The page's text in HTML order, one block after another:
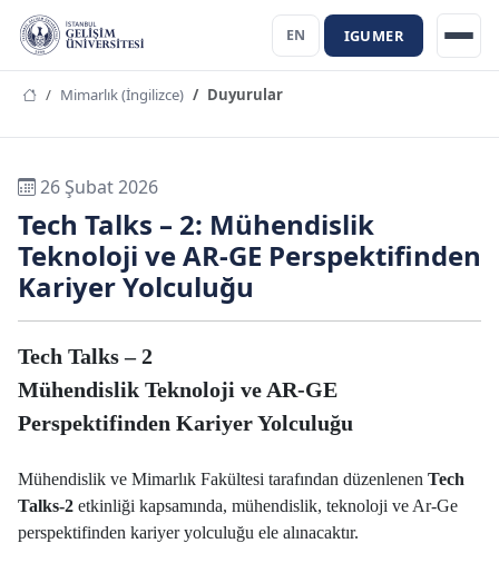
EN IGUMER
Mimarlık (İngilizce) Duyurular
26 Şubat 2026
Tech Talks – 2: Mühendislik
Teknoloji ve AR-GE Perspektifinden
Kariyer Yolculuğu
Tech Talks – 2
Mühendislik Teknoloji ve AR-GE
Perspektifinden Kariyer Yolculuğu
Mühendislik ve Mimarlık Fakültesi tarafından düzenlenen Tech
Talks-2 etkinliği kapsamında, mühendislik, teknoloji ve Ar-Ge
perspektifinden kariyer yolculuğu ele alınacaktır.